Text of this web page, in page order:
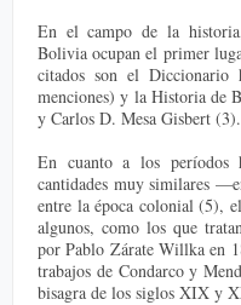
En el campo de la
Bolivia ocupan el primer
citados son el
menciones) y la Historia de
y Carlos D. Mesa Gisbert (3).
En cuanto a los períodos
cantidades muy similares
entre la época colonial
algunos, como los que
por Pablo Zárate Willka en
trabajos de Condarco y
bisagra de los siglos XIX y